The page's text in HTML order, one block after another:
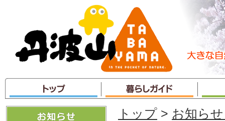
ャ
ン
プ
トップ > お知ら